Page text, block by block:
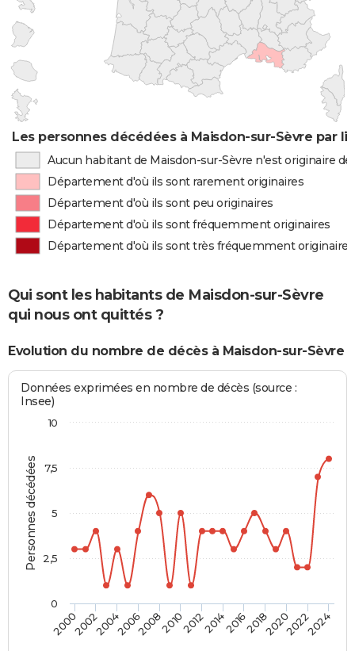
Les personnes décédées à Maisdon-sur-Sèvre par
Aucun habitant de Maisdon-sur-Sèvre n'est originaire
Département d'où ils sont rarement originaires
Département d'où ils sont peu originaires
Département d'où ils sont fréquemment originaires
Département d'où ils sont très fréquemment originaires
Qui sont les habitants de Maisdon-sur-Sèvre
qui nous ont quittés ?
Evolution du nombre de décès à Maisdon-sur-Sèvre
Personnes décédées
Données exprimées en nombre de décès (source :
Insee)
2000200220042006200820102012201420162018202020222024
0
10
2,5
5
7,5